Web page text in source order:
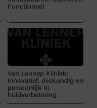
Functioneel
Van Lennep Kliniek:
innovatief, deskundig en
persoonlijk in
huidverbetering